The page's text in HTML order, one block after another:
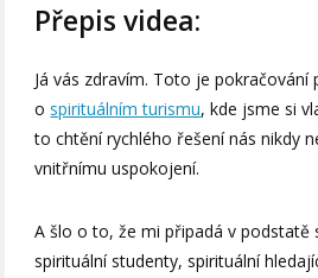
Přepis videa:
Já vás zdravím. Toto je pokračování
o spirituálním turismu, kde jsme si
to chtění rychlého řešení nás nikdy
vnitřnímu uspokojení.
A šlo o to, že mi připadá v podstatě
spirituální studenty, spirituální